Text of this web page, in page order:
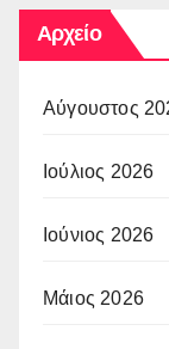
Αρχείο
Αύγουστος
Ιούλιος 2026
Ιούνιος 2026
Μάιος 2026